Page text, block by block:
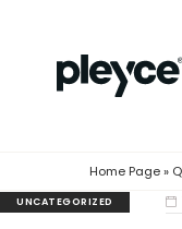
Home Page»
UNCATEGORIZED